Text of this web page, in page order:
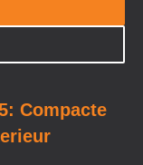
Compacte